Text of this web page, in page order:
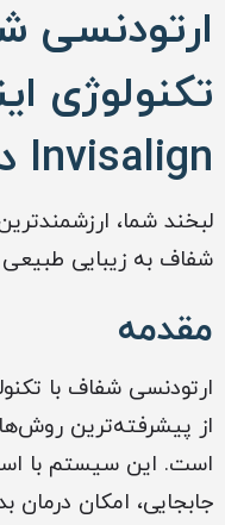
ارتودنسی
تکنولوژی
Invisalign در تهران جردن
لبخند شما،
شفاف به زیبایی
مقدمه
از پیشرفته‌ترین روش‌ها
است. این سیستم با
جابجایی، امکان